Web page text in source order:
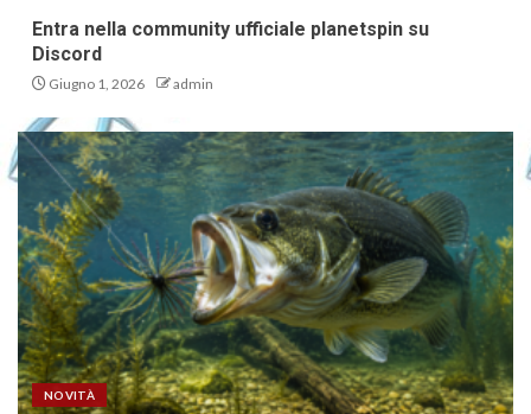
Entra nella community ufficiale planetspin su
Discord
Giugno 1, 2026 admin
NOVITÀ